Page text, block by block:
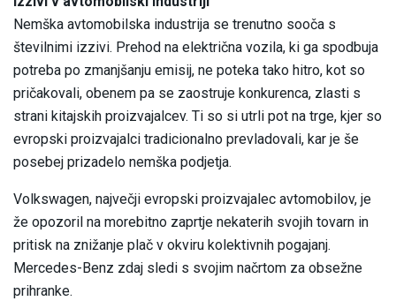
Nemška avtomobilska industrija se trenutno sooča s
številnimi izzivi. Prehod na električna vozila, ki ga spodbuja
potreba po zmanjšanju emisij, ne poteka tako hitro, kot so
pričakovali, obenem pa se zaostruje konkurenca, zlasti s
strani kitajskih proizvajalcev. Ti so si utrli pot na trge, kjer so
evropski proizvajalci tradicionalno prevladovali, kar je še
posebej prizadelo nemška podjetja.
Volkswagen, največji evropski proizvajalec avtomobilov, je
že opozoril na morebitno zaprtje nekaterih svojih tovarn in
pritisk na znižanje plač v okviru kolektivnih pogajanj.
Mercedes-Benz zdaj sledi s svojim načrtom za obsežne
prihranke.